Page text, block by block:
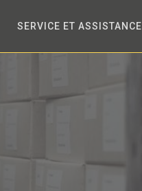
SERVICE ET ASSISTANCE